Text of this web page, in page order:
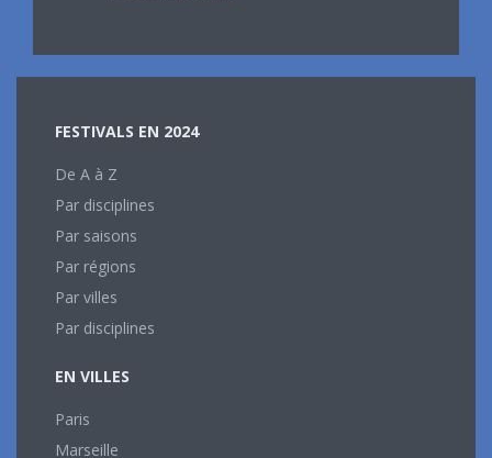
FESTIVALS EN 2024
De A à Z
Par disciplines
Par saisons
Par régions
Par villes
Par disciplines
EN VILLES
Paris
Marseille